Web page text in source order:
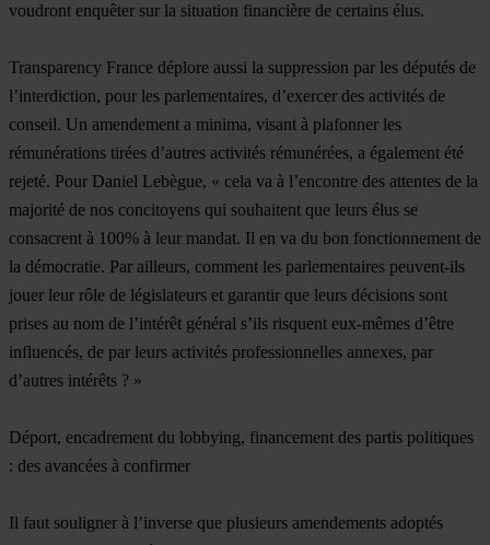
voudront enquêter sur la situation financière de certains élus.
Transparency France déplore aussi la suppression par les députés de
l’interdiction, pour les parlementaires, d’exercer des activités de
conseil. Un amendement a minima, visant à plafonner les
rémunérations tirées d’autres activités rémunérées, a également été
rejeté. Pour Daniel Lebègue, « cela va à l’encontre des attentes de la
majorité de nos concitoyens qui souhaitent que leurs élus se
consacrent à 100% à leur mandat. Il en va du bon fonctionnement de
la démocratie. Par ailleurs, comment les parlementaires peuvent-ils
jouer leur rôle de législateurs et garantir que leurs décisions sont
prises au nom de l’intérêt général s’ils risquent eux-mêmes d’être
influencés, de par leurs activités professionnelles annexes, par
d’autres intérêts ? »
Déport, encadrement du lobbying, financement des partis politiques
: des avancées à confirmer
Il faut souligner à l’inverse que plusieurs amendements adoptés